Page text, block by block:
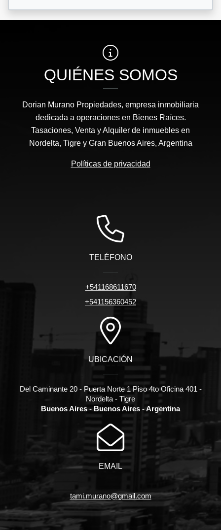
QUIÉNES SOMOS
Dorian Murano Propiedades, empresa inmobiliaria
dedicada a operaciones en Bienes Raíces.
Tasaciones, Venta y Alquiler de inmuebles en
Nordelta, Tigre y Gran Buenos Aires, Argentina
Políticas de privacidad
TELÉFONO
+541168611670
+541156360452
UBICACIÓN
Del Caminante 20 - Puerta Norte 1 Piso 4to Oficina 401 -
Nordelta - Tigre
Buenos Aires - Buenos Aires - Argentina
EMAIL
tami.murano@gmail.com